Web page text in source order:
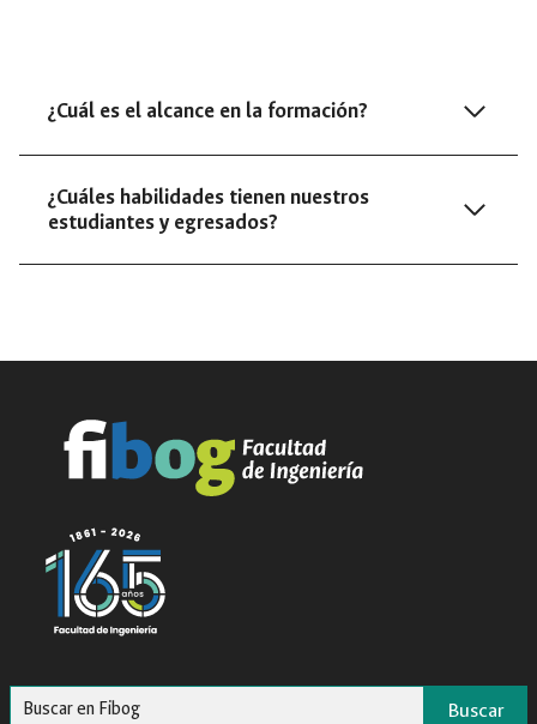
¿Cuál es el alcance en la formación?
¿Cuáles habilidades tienen nuestros
estudiantes y egresados?
Buscar